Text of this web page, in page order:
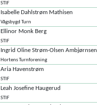
STIF
Isabelle Dahlstrøm Mathisen
Vågsbygd Turn
Ellinor Monk Berg
STIF
Ingrid Oline Strøm-Olsen Ambjørnsen
Hortens Turnforening
Aria Havenstrøm
STIF
Leah Josefine Haugerud
STIF